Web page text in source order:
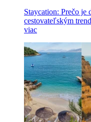
Staycation: Prečo je
cestovateľským
viac